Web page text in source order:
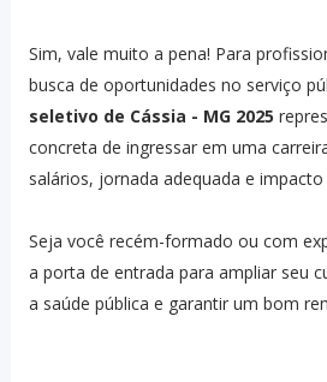
Sim, vale muito a pena! Para
busca de oportunidades no serviço
seletivo de Cássia - MG 2025
concreta de ingressar em uma
salários, jornada adequada e
Seja você recém-formado ou com
a porta de entrada para ampliar seu
a saúde pública e garantir um bom